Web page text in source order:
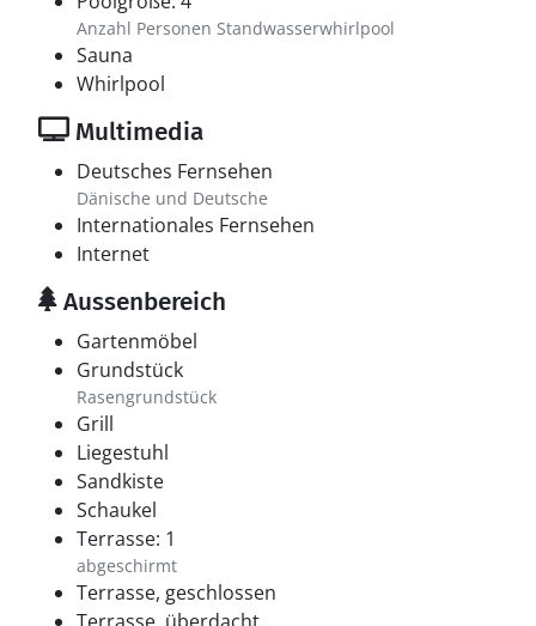
Anzahl Personen Standwasserwhirlpool
Sauna
Whirlpool
Multimedia
Deutsches Fernsehen
Dänische und Deutsche
Internationales Fernsehen
Internet
Aussenbereich
Gartenmöbel
Grundstück
Rasengrundstück
Grill
Liegestuhl
Sandkiste
Schaukel
Terrasse: 1
abgeschirmt
Terrasse, geschlossen